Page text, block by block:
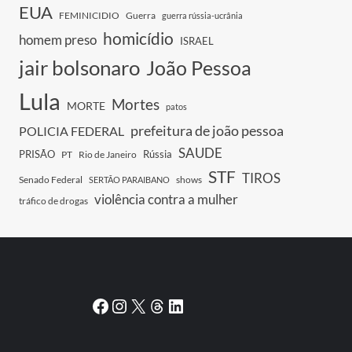
EUA FEMINICIDIO Guerra guerra rússia-ucrânia
homem preso homicídio ISRAEL
jair bolsonaro João Pessoa
Lula MORTE Mortes patos
POLICIA FEDERAL prefeitura de joão pessoa
PRISÃO PT Rio de Janeiro Rússia SAUDE
Senado Federal SERTÃO PARAIBANO shows STF TIROS
tráfico de drogas violência contra a mulher
Facebook
Instagram
X Threads
LinkedIn